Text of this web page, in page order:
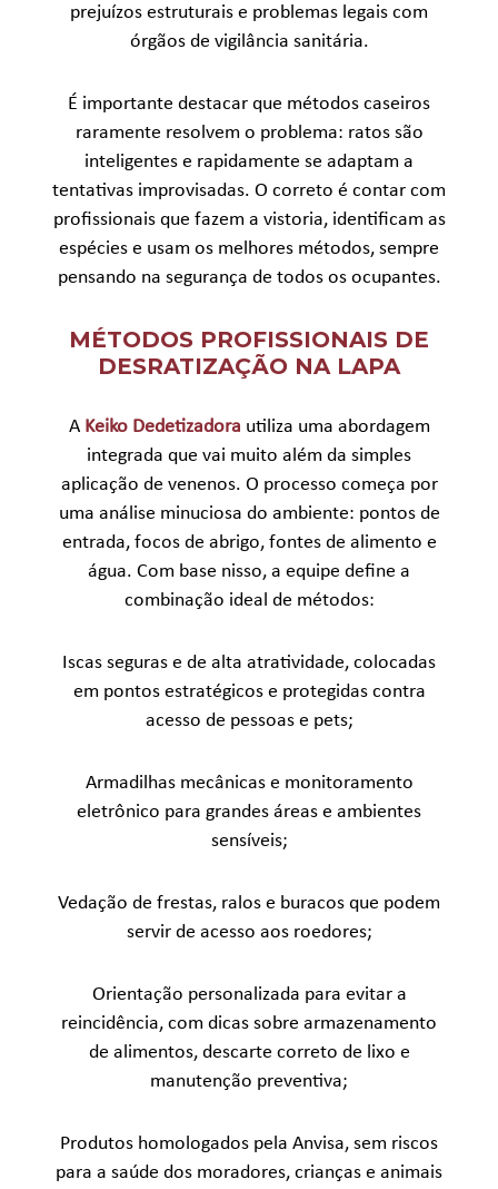
prejuízos estruturais e problemas legais com
órgãos de vigilância sanitária.
É importante destacar que métodos caseiros
raramente resolvem o problema: ratos são
inteligentes e rapidamente se adaptam a
tentativas improvisadas. O correto é contar com
profissionais que fazem a vistoria, identificam as
espécies e usam os melhores métodos, sempre
pensando na segurança de todos os ocupantes.
MÉTODOS PROFISSIONAIS DE
DESRATIZAÇÃO NA LAPA
A Keiko Dedetizadora utiliza uma abordagem
integrada que vai muito além da simples
aplicação de venenos. O processo começa por
uma análise minuciosa do ambiente: pontos de
entrada, focos de abrigo, fontes de alimento e
água. Com base nisso, a equipe define a
combinação ideal de métodos:
Iscas seguras e de alta atratividade, colocadas
em pontos estratégicos e protegidas contra
acesso de pessoas e pets;
Armadilhas mecânicas e monitoramento
eletrônico para grandes áreas e ambientes
sensíveis;
Vedação de frestas, ralos e buracos que podem
servir de acesso aos roedores;
Orientação personalizada para evitar a
reincidência, com dicas sobre armazenamento
de alimentos, descarte correto de lixo e
manutenção preventiva;
Produtos homologados pela Anvisa, sem riscos
para a saúde dos moradores, crianças e animais